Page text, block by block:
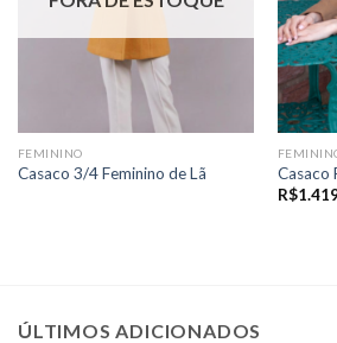
FEMININO
Casaco 3/4 Feminino de Lã
Casaco
R$
ÚLTIMOS ADICIONADOS